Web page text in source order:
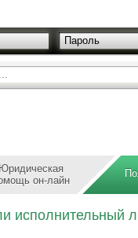
Пароль
он-лайн
исполнительный